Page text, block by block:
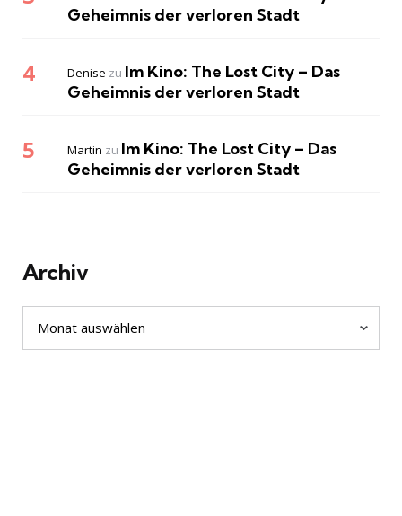
Geheimnis der verloren Stadt
Denise zu Im Kino: The Lost City – Das
Geheimnis der verloren Stadt
Martin zu Im Kino: The Lost City – Das
Geheimnis der verloren Stadt
Archiv